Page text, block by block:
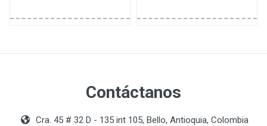
Contáctanos
Cra. 45 # 32 D - 135 int 105, Bello, Antioquia, Colombia